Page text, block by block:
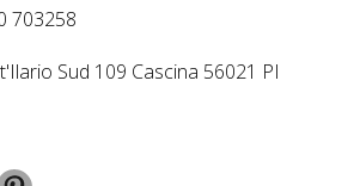
703258
Sud 109 Cascina 56021 PI